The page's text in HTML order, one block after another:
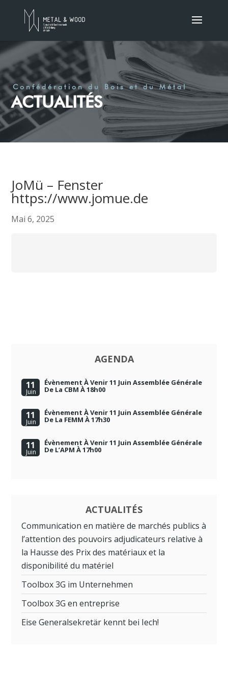
Confédération du Bois et du Métal
ACTUALITÉS
JoMü – Fenster
https://www.jomue.de
Mai 6, 2025
AGENDA
11
Juin
Évènement À Venir 11 Juin Assemblée Générale
De La CBM À 18h00
11
Juin
Évènement À Venir 11 Juin Assemblée Générale
De La FEMM À 17h30
11
Juin
Évènement À Venir 11 Juin Assemblée Générale
De L’APM À 17h00
ACTUALITÉS
Communication en matière de marchés publics à
l’attention des pouvoirs adjudicateurs relative à
la Hausse des Prix des matériaux et la
disponibilité du matériel
Toolbox 3G im Unternehmen
Toolbox 3G en entreprise
Eise Generalsekretär kennt bei Iech!